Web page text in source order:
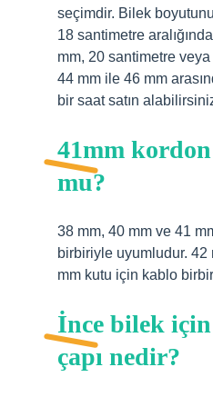
seçimdir. Bilek
18 santimetre
mm, 20 santimetre
44 mm ile 46 mm
bir saat satın
41mm
mu?
38 mm, 40 mm ve 41
birbiriyle uyumludur. 42
mm kutu için kablo
İnce bilek
çapı nedir?